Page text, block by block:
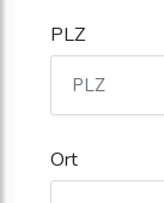
PLZ
Ort